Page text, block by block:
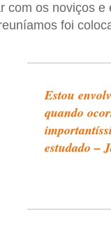
com os noviços e
foi
Estou
quando
estudado –